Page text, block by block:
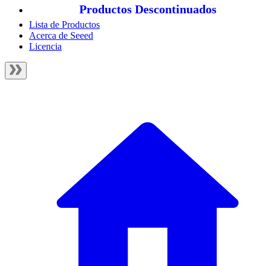
Productos Descontinuados
Lista de Productos
Acerca de Seeed
Licencia